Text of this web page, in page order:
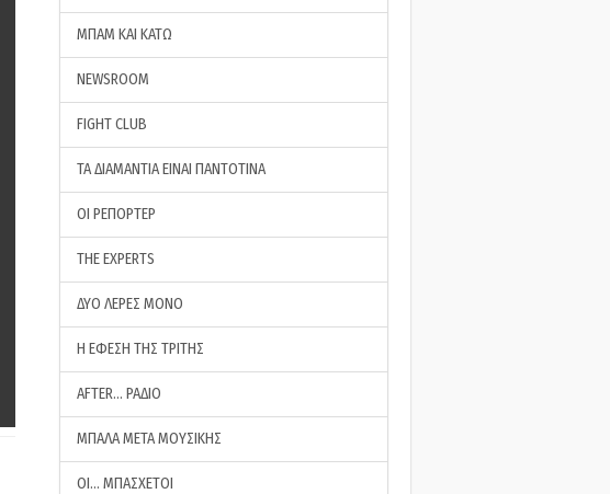
ΜΠΑΜ ΚΑΙ ΚΑΤΩ
NEWSROOM
FIGHT CLUB
ΤΑ ΔΙΑΜΑΝΤΙΑ ΕΙΝΑΙ ΠΑΝΤΟΤΙΝΑ
ΟΙ ΡΕΠΟΡΤΕΡ
THE EXPERTS
ΔΥΟ ΛΕΡΕΣ ΜΟΝΟ
Η ΕΦΕΣΗ ΤΗΣ ΤΡΙΤΗΣ
AFTER… ΡΑΔΙΟ
ΜΠΑΛΑ ΜΕΤΑ ΜΟΥΣΙΚΗΣ
ΟΙ… ΜΠΑΣΧΕΤΟΙ